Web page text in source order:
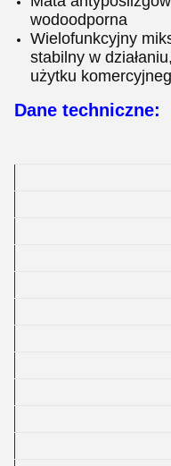
wodoodporna
Wielofunkcyjny
stabilny w
użytku
Dane techniczne: